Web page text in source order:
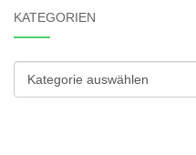
KATEGORIEN
Kategorien